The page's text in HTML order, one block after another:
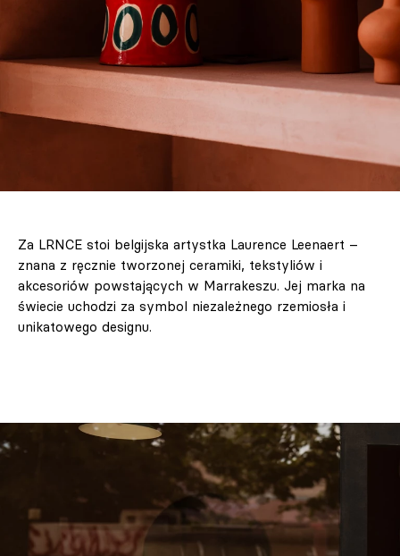
Za LRNCE stoi belgijska artystka Laurence Leenaert –
znana z ręcznie tworzonej ceramiki, tekstyliów i
akcesoriów powstających w Marrakeszu. Jej marka na
świecie uchodzi za symbol niezależnego rzemiosła i
unikatowego designu.